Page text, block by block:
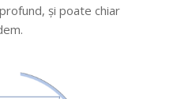
și poate chiar